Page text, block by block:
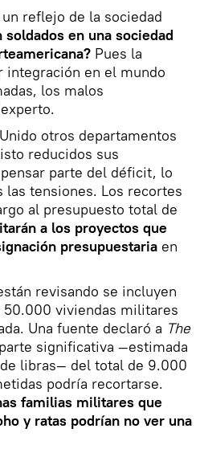
reflejo de la sociedad
soldados en una sociedad
Pues la
integración en el mundo
los malos
otros departamentos
reducidos sus
parte del déficit, lo
las tensiones. Los recortes
al presupuesto total de
a los proyectos que
presupuestaria en
revisando se incluyen
50.000 viviendas militares
Una fuente declaró a The
significativa —estimada
libras— del total de 9.000
podría recortarse.
familias militares que
y ratas podrían no ver una